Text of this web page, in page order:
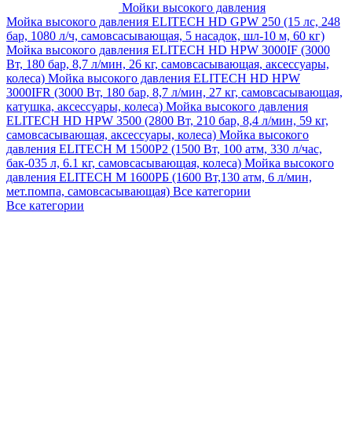
Мойки высокого давления
Мойка высокого давления ELITECH HD GPW 250 (15 лс, 248
бар, 1080 л/ч, самовсасывающая, 5 насадок, шл-10 м, 60 кг)
Мойка высокого давления ELITECH HD HPW 3000IF (3000
Вт, 180 бар, 8,7 л/мин, 26 кг, самовсасывающая, аксессуары,
колеса) Мойка высокого давления ELITECH HD HPW
3000IFR (3000 Вт, 180 бар, 8,7 л/мин, 27 кг, самовсасывающая,
катушка, аксессуары, колеса) Мойка высокого давления
ELITECH HD HPW 3500 (2800 Вт, 210 бар, 8,4 л/мин, 59 кг,
самовсасывающая, аксессуары, колеса) Мойка высокого
давления ELITECH M 1500P2 (1500 Вт, 100 атм, 330 л/час,
бак-035 л, 6.1 кг, самовсасывающая, колеса) Мойка высокого
давления ELITECH М 1600РБ (1600 Вт,130 атм, 6 л/мин,
мет.помпа, самовсасывающая) Все категории
Все категории